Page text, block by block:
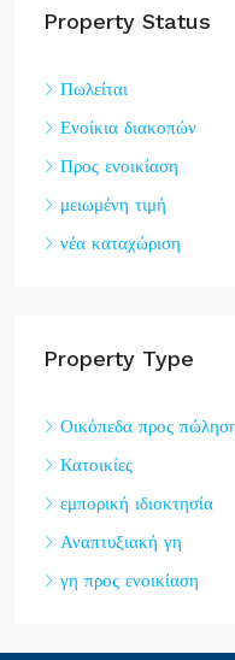
Property Status
Πωλείται
Ενοίκια διακοπών
Προς ενοικίαση
μειωμένη τιμή
νέα καταχώριση
Property Type
Οικόπεδα προς
Κατοικίες
εμπορική ιδιοκτησία
Αναπτυξιακή γη
γη προς ενοικίαση